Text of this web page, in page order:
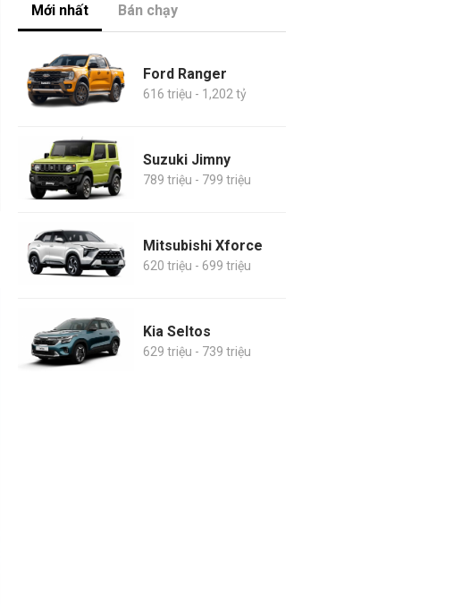
Mới nhất Bán chạy
Ford Ranger
616 triệu - 1,202 tỷ
Suzuki Jimny
789 triệu - 799 triệu
Mitsubishi Xforce
620 triệu - 699 triệu
Kia Seltos
629 triệu - 739 triệu